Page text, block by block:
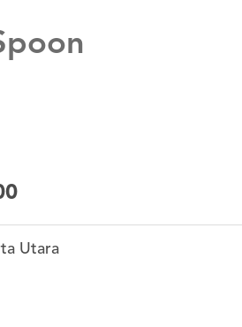
Utara